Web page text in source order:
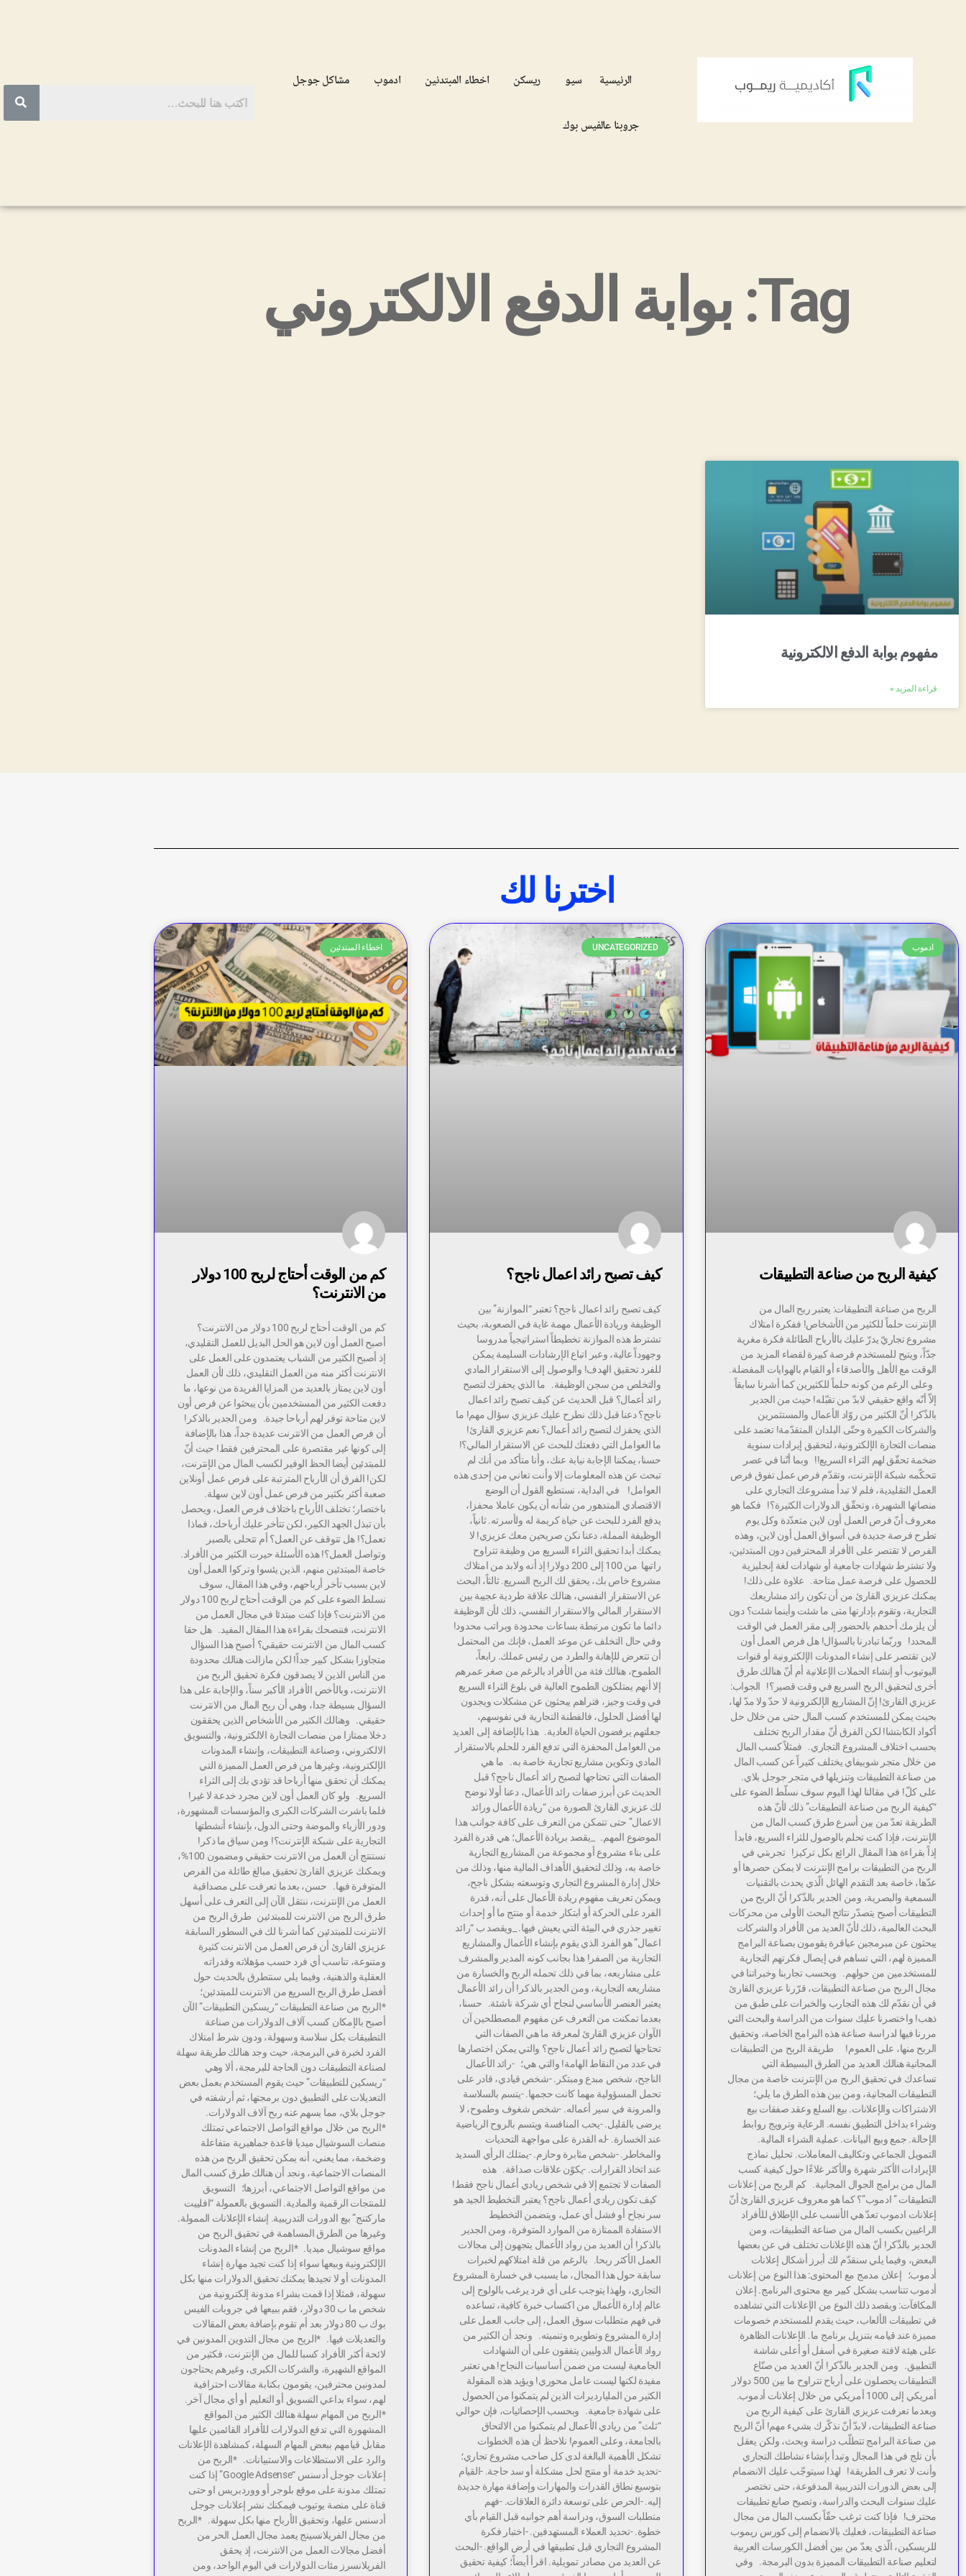
الرئيسية سيو ريسكن اخطاء المبتدئين ادموب مشاكل جوجل
جروبنا عالفيس بوك
Tag: بوابة الدفع الالكتروني
مفهوم بوابة الدفع الالكترونية
قراءة المزيد »
اخترنا لك
ادموب
كيفية الربح من صناعة التطبيقات
الربح من صناعة التطبيقات: يعتبر ربح المال من
الإنترنت حلماً للكثير من الأشخاص! ففكرة امتلاك
مشروع تجاريّ يدرّ عليك بالأرباح الطائلة فكرة مغرية
جدّاً، ويتيح للمستخدم فرصة كبيرة لقضاء المزيد من
الوقت مع الأهل والأصدقاء أو القيام بالهوايات المفضلة.
وعلى الرغم من كونه حلماً للكثيرين كما أشرنا سابقاً
إلاّ أنّه واقع حقيقي لابدّ من تقبّله! حيث من الجدير
بالذّكر! أنّ الكثير من روّاد الأعمال والمستثمرين
والشركات الكبيرة وحتّى البلدان المتقدّمة! تعتمد على
منصات التجارة الإلكترونية، لتحقيق إيرادات سنوية
ضخمة تحقّق لهم الثراء السريع!! وبما أنّنا في عصر
تتحكّمه شبكة الإنترنت، وتقدّم فرص عمل تفوق فرص
العمل التقليدية، فلم لا تبدأ مشروعك التجاري على
منصاتها الشهيرة، وتحقّق الدولارات الكثيرة؟! فكما هو
معروف أنّ فرص العمل أون لاين متعدّدة وكل يوم
تطرح فرصة جديدة في أسواق العمل أون لاين، وهذه
الفرص لا تقتصر على الأفراد المحترفين دون المبتدئين،
ولا تشترط شهادات جامعية أو شهادات لغة إنجليزية
للحصول على فرصة عمل متاحة. علاوة على ذلك!
يمكنك عزيزي القارئ من أن تكون رائد مشاريعك
التجارية، وتقوم بإدارتها متى ما شئت وأينما شئت؟ دون
أن يلزمك أحدهم بالحضور إلى مقر العمل في الوقت
المحدد! وربّما تبادرنا بالسؤال! هل فرص العمل أون
لاين تقتصر على إنشاء المدونات الإلكترونية أو قنوات
اليوتيوب أو إنشاء الحملات الإعلانية أم أنّ هنالك طرق
أخرى لتحقيق الربح السريع في وقت قصير؟! الجواب:
عزيزي القارئ! إنّ المشاريع الإلكترونية لا حدّ ولا مدّ لها،
بحيث يمكن للمستخدم كسب المال حتى من خلال حل
أكواد الكابتشا! لكن الفرق أنّ مقدار الربح تختلف
بحسب اختلاف المشروع التجاري. فمثلاً كسب المال
من خلال متجر شوبيفاي يختلف كثيراً عن كسب المال
من صناعة التطبيقات وتنزيلها في متجر جوجل بلاي.
على كلّ! في مقالنا لهذا اليوم سوف نسلّط الضوء على
“كيفية الربح من صناعة التطبيقات” ذلك لأنّ هذه
الطريقة تعدّ من بين أسرع طرق كسب المال من
الإنترنت، فإذا كنت تحلم بالوصول للثراء السريع، فابدأ
إذاً بقراءة هذا المقال الرائع بكل تركيز! تجربتي في
الربح من التطبيقات برامج الإنترنت لا يمكن حصرها أو
عدّها، خاصة بعد التقدم الهائل الّذي يحدث بالتقنيات
السمعية والبصرية، ومن الجدير بالذّكر! أنّ الربح من
التطبيقات أصبح يتصدّر نتائج البحث الأولى من محركات
البحث العالمية، ذلك لأنّ العديد من الأفراد والشركات
يبحثون عن مبرمجين عباقرة يقومون بصناعة البرامج
المميزة لهم، التي تساهم في إيصال فكرتهم التجارية
للمستخدمين من حولهم. وبحسب تجاربنا وخبراتنا في
مجال الربح من صناعة التطبيقات، قرّرنا عزيزي القارئ
في أن نقدّم لك هذه التجارب والخبرات على طبق من
ذهب! واختصرنا عليك سنوات من الدراسة والبحث التي
مررنا فيها لدراسة صناعة هذه البرامج الخاصة، وتحقيق
الربح منها، على العموم! طريقة الربح من التطبيقات
المجانية هنالك العديد من الطرق البسيطة التي
تساعدك في تحقيق الربح من الإنترنت خاصة من مجال
التطبيقات المجانية، ومن بين هذه الطرق ما يلي؛
الاشتراكات والإعلانات. بيع السلع وعقد صفقات بيع
وشراء بداخل التطبيق نفسه. الرعاية وترويج روابط
الإحالة. جمع وبيع البيانات. عملية الشراء المالية.
التمويل الجماعي وتكاليف المعاملات. تحليل نماذج
الإيرادات الأكثر شهرة والأكثر غلاءًا حول كيفية كسب
المال من برامج الجوال المجانية. كم الربح من إعلانات
التطبيقات ” ادموب”؟ كما هو معروف عزيزي القارئ أنّ
إعلانات ادموب تعدّ هي الأنسب على الإطلاق للأفراد
الراغبين بكسب المال من صناعة التطبيقات، ومن
الجدير بالذّكر! أنّ هذه الإعلانات تختلف في عن بعضها
البعض، وفيما يلي سنقدّم لك أبرز أشكال إعلانات
أدموب؛ إعلان مدمج مع المحتوى: هذا النوع من إعلانات
أدموب تتناسب بشكل كبير مع محتوى البرنامج. إعلان
المكافآت: ويقصد ذلك النوع من الإعلانات التي تشاهده
في تطبيقات الألعاب، حيث يقدم للمستخدم خصومات
مميزة عند قيامه بتنزيل برنامج ما. الإعلانات الظاهرة
على هيئة لافتة صغيرة في أسفل أو أعلى شاشة
التطبيق. ومن الجدير بالذّكر! أنّ العديد من صنّاع
التطبيقات يحصلون على أرباح تتراوح ما بين 500 دولار
أمريكي إلى 1000 أمريكي من خلال إعلانات أدموب.
وبعدما تعرفت عزيزي القارئ على كيفية الربح من
صناعة التطبيقات، لابدّ أنّ نذكّرك بشيء مهم! أنّ الربح
من صناعة البرامج تتطلّب دراسة وبحث، ولكن يعقل
بأن تلج في هذا المجال وتبدأ بإنشاء نشاطك التجاري
وأنت لا تعرف الطريقة! لهذا سيتوجّب عليك الانضمام
إلى بعض الدورات التدريبية المدفوعة، حتى تختصر
عليك سنوات البحث والدراسة، وتصبح صانع تطبيقات
محترف! فإذا كنت ترغب حقّاً بكسب المال من مجال
صناعة التطبيقات، فعليك بالانضمام إلى كورس ريموب
للريسكين، الّذي يعدّ من بين أفضل الكورسات العربية
لتعليم صناعة التطبيقات المميزة بدون البرمجة. وفي
UNCATEGORIZED
كيف تصبح رائد اعمال ناجح؟
كيف تصبح رائد اعمال ناجح؟ تعتبر “الموازنة” بين
الوظيفة وريادة الأعمال مهمة غاية في الصعوبة، بحيث
تشترط هذه الموازنة تخطيطاً استراتيجياً مدروسا
وجهوداً عالية، وعبر اتباع الإرشادات السليمة يمكن
للفرد تحقيق الهدف! والوصول إلى الاستقرار المادي
والتخلص من سجن الوظيفة. ما الذي يحفزك لتصبح
رائد أعمال؟ قبل الحديث عن كيف تصبح رائد اعمال
ناجح؟ دعنا قبل ذلك نطرح عليك عزيزي سؤال مهم! ما
الذي يحفزك لتصبح رائد أعمال؟ نعم عزيزي القارئ!
ما العوامل التي دفعتك للبحث عن الاستقرار المالي؟!
حسنا، يمكننا الإجابة نيابة عنك، وأنا متأكد من أنك لم
تبحث عن هذه المعلومات إلا وأنت تعاني من إحدى هذه
العوامل! في البداية، نستطيع القول أن الوضع
الاقتصادي المتدهور من شأنه أن يكون عاملا محفزا،
يدفع الفرد للبحث عن حياة كريمة له ولأسرته. ثانياً،
الوظيفة المملة، دعنا نكن صريحين معك عزيزي! لا
يمكنك أبدا تحقيق الثراء السريع من وظيفة تتراوح
راتبها من 100 إلى 200 دولار! إذ أنه ولابد من امتلاك
مشروع خاص بك، يحقق لك الربح السريع. ثالثاً، البحث
عن الاستقرار النفسي، هنالك علاقة طردية عجيبة بين
الاستقرار المالي والاستقرار النفسي، ذلك لأن الوظيفة
دائما ما تكون مرتبطة بساعات محدودة وبراتب محدود!
وفي حال التخلف عن موعد العمل، فإنك من المحتمل
أن تتعرض للإهانة والطرد من رئيس عملك. رابعاً،
الطموح، هنالك فئة من الأفراد بالرغم من صغر عمرهم
إلا أنهم يمتلكون الطموح العالية في بلوغ الثراء السريع
في وقت وجيز، فتراهم يبحثون عن مشكلات ويجدون
لها أفضل الحلول، فالفطنة التجارية في نفوسهم،
جعلتهم يرفضون الحياة العادية. هذا بالإضافة إلى العديد
من العوامل المحفزة التي تدفع الفرد للحلم بالاستقرار
المادي وتكوين مشاريع تجارية خاصة به. ما هي
الصفات التي تحتاجها لتصبح رائد أعمال ناجح؟ قبل
الحديث عن أبرز صفات رائد الأعمال، دعنا أولا نوضح
لك عزيزي القارئ الصورة من “ريادة الأعمال ورائد
الاعمال” حتى تتمكن من التعرف على كافة جوانب هذا
الموضوع المهم. _يقصد بريادة الأعمال؛ هي قدرة الفرد
على بناء مشروع أو مجموعة من المشاريع التجارية
خاصة به، وذلك لتحقيق الأهداف المالية منها، وذلك من
خلال إدارة المشروع التجاري وتوسعته بشكل ناجح،
ويمكن تعريف مفهوم ريادة الأعمال على أنه، قدرة
الفرد على الحركة أو ابتكار خدمة أو منتج ما أو إحداث
تغيير جذري في البيئة التي يعيش فيها. _ويقصد ب “رائد
اعمال” هو الفرد الذي يقوم بإنشاء الأعمال والمشاريع
التجارية من الصفر! هذا بجانب كونه المدير والمشرف
على مشاريعه، بما في ذلك تحمله الربح والخسارة من
مشاريعه التجارية، ومن الجدير بالذكر! أن رائد الأعمال
يعتبر العنصر الأساسي لنجاح أي شركة ناشئة. حسنا،
بعدما تمكنت من التعرف عن مفهوم المصطلحين آن
الآوان عزيزي القارئ لمعرفة ما هي الصفات التي
تحتاجها لتصبح رائد أعمال ناجح؟ والتي يمكن اختصارها
في عدد من النقاط الهامة! والتي هي؛ -رائد الأعمال
الناجح، شخص مبدع ومبتكر. -شخص قيادي، قادر على
تحمل المسؤولية مهما كانت حجمها. -يتسم بالسلاسة
والمرونة في سير أعماله. -شخص شغوف وطموح، لا
يرضى بالقليل. -يحب المنافسة ويتسم بالروح الرياضية
عند الخسارة. -له القدرة على مواجهة التحديات
والمخاطر. -شخص مثابرة وحازم. -يمتلك الرأي السديد
عند اتخاذ القرارات. -يكوّن علاقات صداقة. هذه
الصفات لا تجتمع إلا في شخص ريادي أعمال ناجح فقط!
كيف تكون ريادي أعمال ناجح؟ يعتبر التخطيط الجيد هو
سر نجاح أو فشل أي عمل، ويتضمن التخطيط
الاستفادة الممتازة من الموارد المتوفرة، ومن الجدير
بالذكر! أن العديد من رواد الأعمال يتجهون إلى مجالات
العمل الأكثر ربحا. بالرغم من قلة امتلاكهم لخبرات
سابقة حول هذا المجال، ما يسبب في خسارة المشروع
التجاري، ولهذا يتوجب على أي فرد يرغب بالولوج إلى
عالم إدارة الأعمال من اكتساب خبرة كافية، تساعده
في فهم متطلبات سوق العمل، إلى جانب العمل على
إدارة المشروع وتطويره وتنميته. ونجد أن الكثير من
رواد الأعمال الدوليين يتفقون على أن الشهادات
الجامعية ليست من ضمن أساسيات النجاح! هي تعتبر
مفيدة لكنها ليست عامل محوري! ويؤيد هذه المقولة
الكثير من المليارديرات الذين لم يتمكنوا من الحصول
على شهادة جامعية. وبحسب الإحصائيات، فإن حوالي
“ثلث” من ريادي الأعمال لم يتمكنوا من الالتحاق
بالجامعة، وعلى العموم! نلاحظ أن هذه الخطوات
تشكل الأهمية البالغة لدى كل صاحب مشروع تجاري؛
-تحديد خدمة أو منتج لحل مشكلة أو سد حاجة. -القيام
بتوسيع نطاق القدرات والمهارات وإضافة مهارة جديدة
إليه. -الحرص على توسعة دائرة العلاقات. -فهم
متطلبات السوق، ودراسة أهم جوانبه قبل القيام بأي
خطوة. -تحديد العملاء المستهدفين. -اختبار فكرة
المشروع التجاري قبل تطبيقها في أرض الواقع. -البحث
عن العديد من مصادر تمويلية. اقرأ أيضاً؛ كيفية تحقيق
اخطاء المبتدئين
كم من الوقت أحتاج لربح 100 دولار
من الانترنت؟
كم من الوقت أحتاج لربح 100 دولار من الانترنت؟
أصبح العمل أون لاين هو الحل البديل للعمل التقليدي،
إذ أصبح الكثير من الشباب يعتمدون على العمل على
الانترنت أكثر منه من العمل التقليدي، ذلك لأن العمل
أون لاين يمتاز بالعديد من المزايا الفريدة من نوعها، ما
دفعت الكثير من المستخدمين بأن يبحثوا عن فرص أون
لاين متاحة توفر لهم أرباحا جيدة. ومن الجدير بالذكر!
أن فرص العمل من الانترنت عديدة جداً، هذا بالإضافة
إلى كونها غير مقتصرة على المحترفين فقط! حيث أنّ
للمبتدئين أيضا الحظ الوفير لكسب المال من الإنترنت،
لكن! الفرق أن الأرباح المترتبة على فرص عمل أونلاين
صعبة أكثر بكثير من فرص عمل أون لاين سهلة.
باختصار؛ تختلف الأرباح باختلاف فرص العمل، ويحصل
بأن تبذل الجهد الكبير، لكن تتأخر عليك أرباحك، فماذا
تعمل؟! هل تتوقف عن العمل؟ أم تتحلى بالصبر
وتواصل العمل؟! هذه الأسئلة حيرت الكثير من الأفراد.
خاصة المبتدئين منهم، الذين يئسوا وتركوا العمل أون
لاين بسبب تأخر أرباحهم، وفي هذا المقال، سوف
نسلط الضوء على كم من الوقت أحتاج لربح 100 دولار
من الانترنت؟ فإذا كنت مبتدئا في مجال العمل من
الانترنت، فننصحك بقراءة هذا المقال المفيد. هل حقا
كسب المال من الانترنت حقيقي؟ أصبح هذا السؤال
متجاوزا بشكل كبير جداً! لكن مازالت هنالك محدودة
من الناس الذين لا يصدقون فكرة تحقيق الربح من
الانترنت، وبالأخص الأفراد الأكبر سناً، والإجابة على هذا
السؤال بسيطة جدا، وهي أن ربح المال من الانترنت
حقيقي. وهنالك الكثير من الأشخاص الذين يحققون
دخلا ممتازا من منصات التجارة الالكترونية، والتسويق
الالكتروني، وصناعة التطبيقات، وإنشاء المدونات
الإلكترونية، وغيرها من فرص العمل المميزة التي
يمكنك أن تحقق منها أرباحا قد تؤدي بك إلى الثراء
السريع. ولو كان العمل أون لاين مجرد خدعة لا غير!
فلما باشرت الشركات الكبرى والمؤسسات المشهورة،
ودور الأزياء والموضة وحتى الدول، بإنشاء أنشطتها
التجارية على شبكة الإنترنت؟! ومن سياق ما ذكر!
نستنتج أن العمل من الانترنت حقيقي ومضمون 100%،
ويمكنك عزيزي القارئ تحقيق مبالغ طائلة من الفرص
المتوفرة فيها. حسن، بعدما تعرفت على مصداقية
العمل من الإنترنت، ننتقل الآن إلى التعرف على أسهل
طرق الربح من الانترنت للمبتدئين طرق الربح من
الانترنت للمبتدئين كما أشرنا لك في السطور السابقة
عزيزي القارئ أن فرص العمل من الانترنت كثيرة
ومتنوعة، تناسب أي فرد حسب مؤهلاته وقدراته
العقلية والذهنية، وفيما يلي سنتطرق بالحديث حول
أفضل طرق الربح السريع من الانترنت للمبتدئين؛
*الربح من صناعة التطبيقات “ريسكين التطبيقات” الآن
أصبح بالإمكان كسب آلاف الدولارات من صناعة
التطبيقات بكل سلاسة وسهولة، ودون شرط امتلاك
الفرد لخبرة في البرمجة، حيث وجد هنالك طريقة سهلة
لصناعة التطبيقات دون الحاجة للبرمجة، ألا وهي
“ريسكين للتطبيقات” حيث يقوم المستخدم بعمل بعض
التعديلات على التطبيق دون برمجتها، ثم أرشفته في
جوجل بلاي، مما يسهم عنه ربح آلاف الدولارات.
*الربح من خلال مواقع التواصل الاجتماعي تمتلك
منصات السوشيال ميديا قاعدة جماهيرية متفاعلة
وضخمة، مما يعني، أنه يمكن تحقيق الربح من هذه
المنصات الاجتماعية، ونجد أن هنالك طرق كسب المال
من مواقع التواصل الاجتماعي، أبرزها؛ التسويق
للمنتجات الرقمية والمادية. التسويق بالعمولة “افلييت
ماركتنج” بيع الدورات التدريبية. إنشاء الإعلانات الممولة.
وغيرها من الطرق المساهمة في تحقيق الربح من
مواقع سوشيال ميديا. *الربح من إنشاء المدونات
الإلكترونية وبيعها سواء إذا كنت تجيد مهارة إنشاء
المدونات أو لا تجيدها يمكنك تحقيق الدولارات منها بكل
سهولة، فمثلا إذا قمت بشراء مدونة إلكترونية من
شخص ما ب 30 دولار، فقم ببيعها في جروبات الفيس
بوك ب 80 دولار بعد أم تقوم بإضافة بعض المقالات
والتعديلات فيها. *الربح من مجال التدوين المدونين في
لائحة أكثر الأفراد كسبا للمال من الإنترنت، فكثير من
المواقع الشهيرة، والشركات الكبرى، وغيرهم يحتاجون
لمدونين محترفين، يقومون بكتابة مقالات احترافية
لهم، سواء بداعي التسويق أو التعليم أو أي مجال آخر.
*الربح من المهام سهلة هنالك الكثير من المواقع
المشهورة التي تدفع الدولارات للأفراد القائمين عليها
مقابل قيامهم ببعض المهام السهلة، كمشاهدة الإعلانات
والرد على الاستطلاعات والاستبيانات. *الربح من
إعلانات جوجل أدسنس “Google Adsense” إذا كنت
تمتلك مدونة على موقع بلوجر أو ووردبريس او حتى
قناة على منصة يوتيوب فيمكنك نشر إعلانات جوجل
أدسنس عليها، وتحقيق الأرباح منها بكل سهولة. *الربح
من مجال الفريلانسينج يعمد مجال العمل الحر من
أفضل مجالات العمل من الانترنت، إذ يحقق
الفريلانسرز مئات الدولارات في اليوم الواحد، ومن